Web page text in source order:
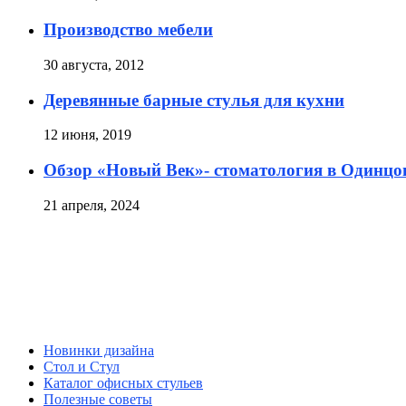
Производство мебели
30 августа, 2012
Деревянные барные стулья для кухни
12 июня, 2019
Обзор «Новый Век»- стоматология в
21 апреля, 2024
Новинки дизайна
Стол и Стул
Каталог офисных стульев
Полезные советы